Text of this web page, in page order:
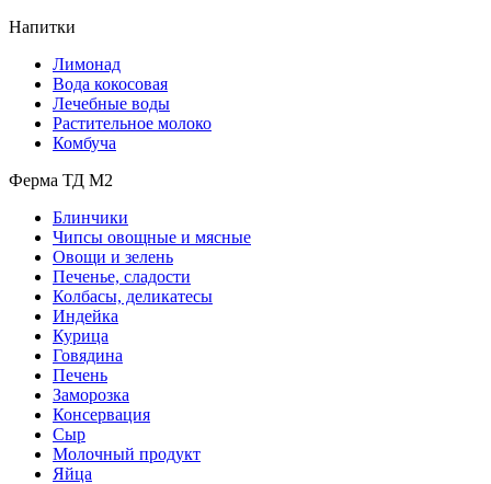
Напитки
Лимонад
Вода кокосовая
Лечебные воды
Растительное молоко
Комбуча
Ферма ТД М2
Блинчики
Чипсы овощные и мясные
Овощи и зелень
Печенье, сладости
Колбасы, деликатесы
Индейка
Курица
Говядина
Печень
Заморозка
Консервация
Сыр
Молочный продукт
Яйца